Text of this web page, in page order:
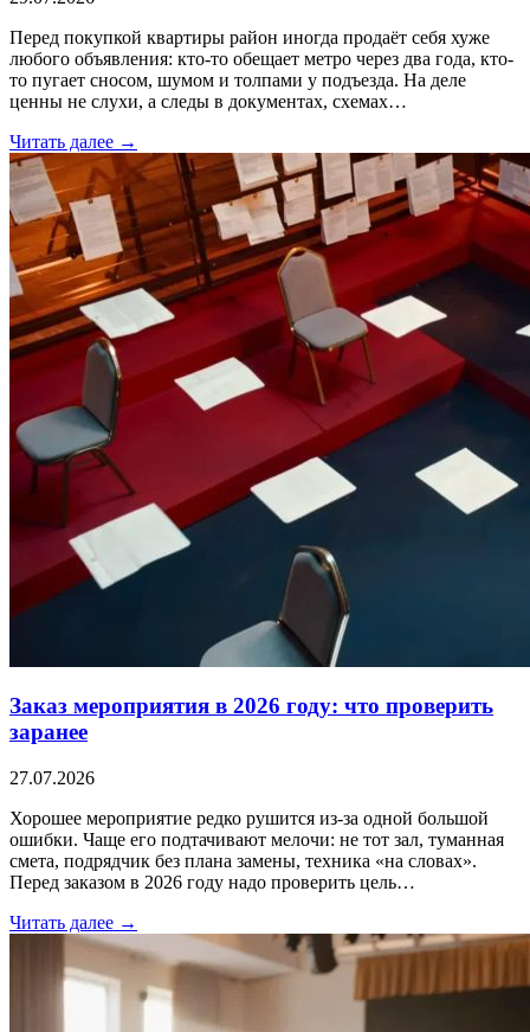
Перед покупкой квартиры район иногда продаёт себя хуже
любого объявления: кто-то обещает метро через два года, кто-
то пугает сносом, шумом и толпами у подъезда. На деле
ценны не слухи, а следы в документах, схемах…
Читать далее →
Заказ мероприятия в 2026 году: что проверить
заранее
27.07.2026
Хорошее мероприятие редко рушится из-за одной большой
ошибки. Чаще его подтачивают мелочи: не тот зал, туманная
смета, подрядчик без плана замены, техника «на словах».
Перед заказом в 2026 году надо проверить цель…
Читать далее →